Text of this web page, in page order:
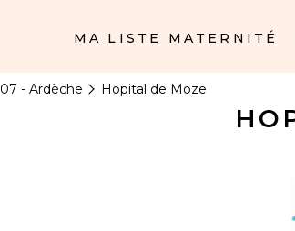
MA LISTE MATERNITÉ
07 - Ardèche Hopital de Moze